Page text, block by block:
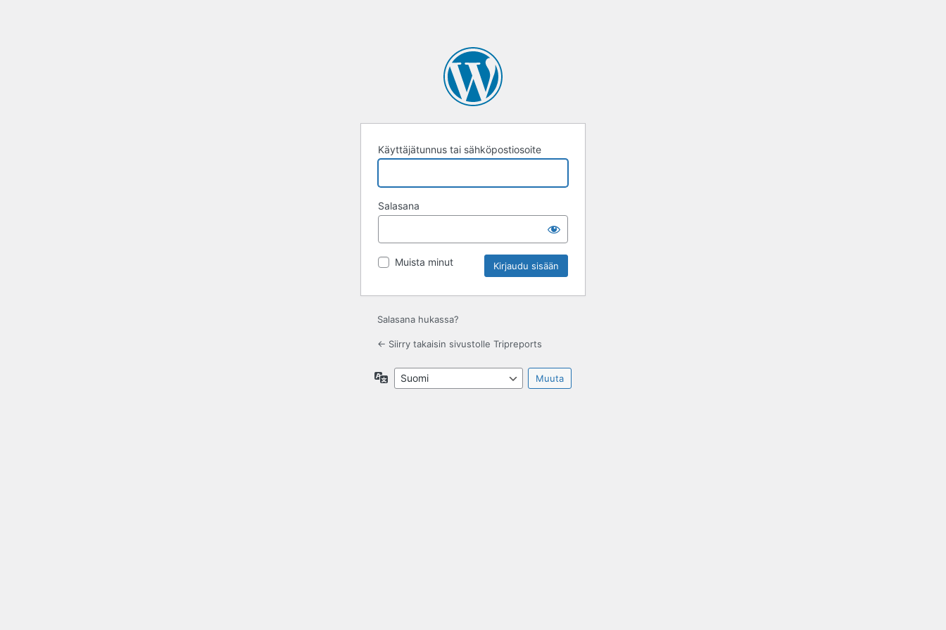
Käyttäjätunnus tai sähköpostiosoite
Salasana
Muista minut
Salasana hukassa?
← Siirry takaisin sivustolle Tripreports
Kieli